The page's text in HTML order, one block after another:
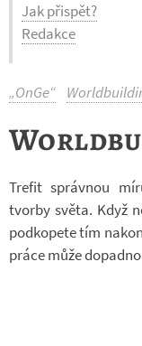
Jak přispět?
Redakce
„OnGe“
Tre­fit správ­nou
tvorby světa. Když
pod­ko­pete tím
práce může